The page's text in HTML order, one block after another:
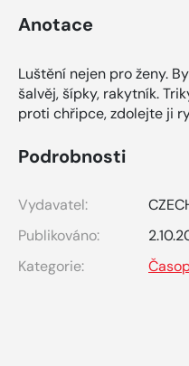
Anotace
Luštění nejen pro ženy.
šalvěj, šípky, rakytník.
proti chřipce, zdolejte ji
Podrobnosti
Vydavatel:
Publikováno:
Kategorie: